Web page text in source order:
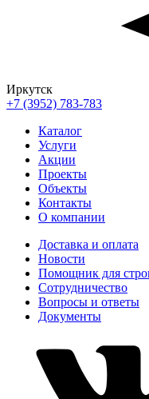
Иркутск
+7 (3952) 783-783
Каталог
Услуги
Акции
Проекты
Объекты
Контакты
О компании
Доставка и оплата
Новости
Помощник для
Сотрудничество
Вопросы и ответы
Документы